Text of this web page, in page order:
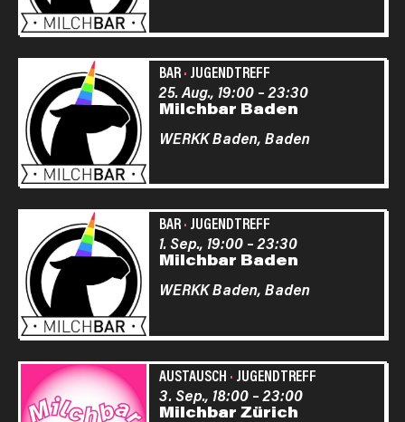
BAR· JUGENDTREFF
Milchbar Baden
25. Aug., 19:00–23:30
WERKK Baden, Baden
BAR· JUGENDTREFF
Milchbar Baden
1. Sep., 19:00–23:30
WERKK Baden, Baden
AUSTAUSCH · JUGENDTREFF
Milchbar Zürich
3. Sep., 18:00–23:00